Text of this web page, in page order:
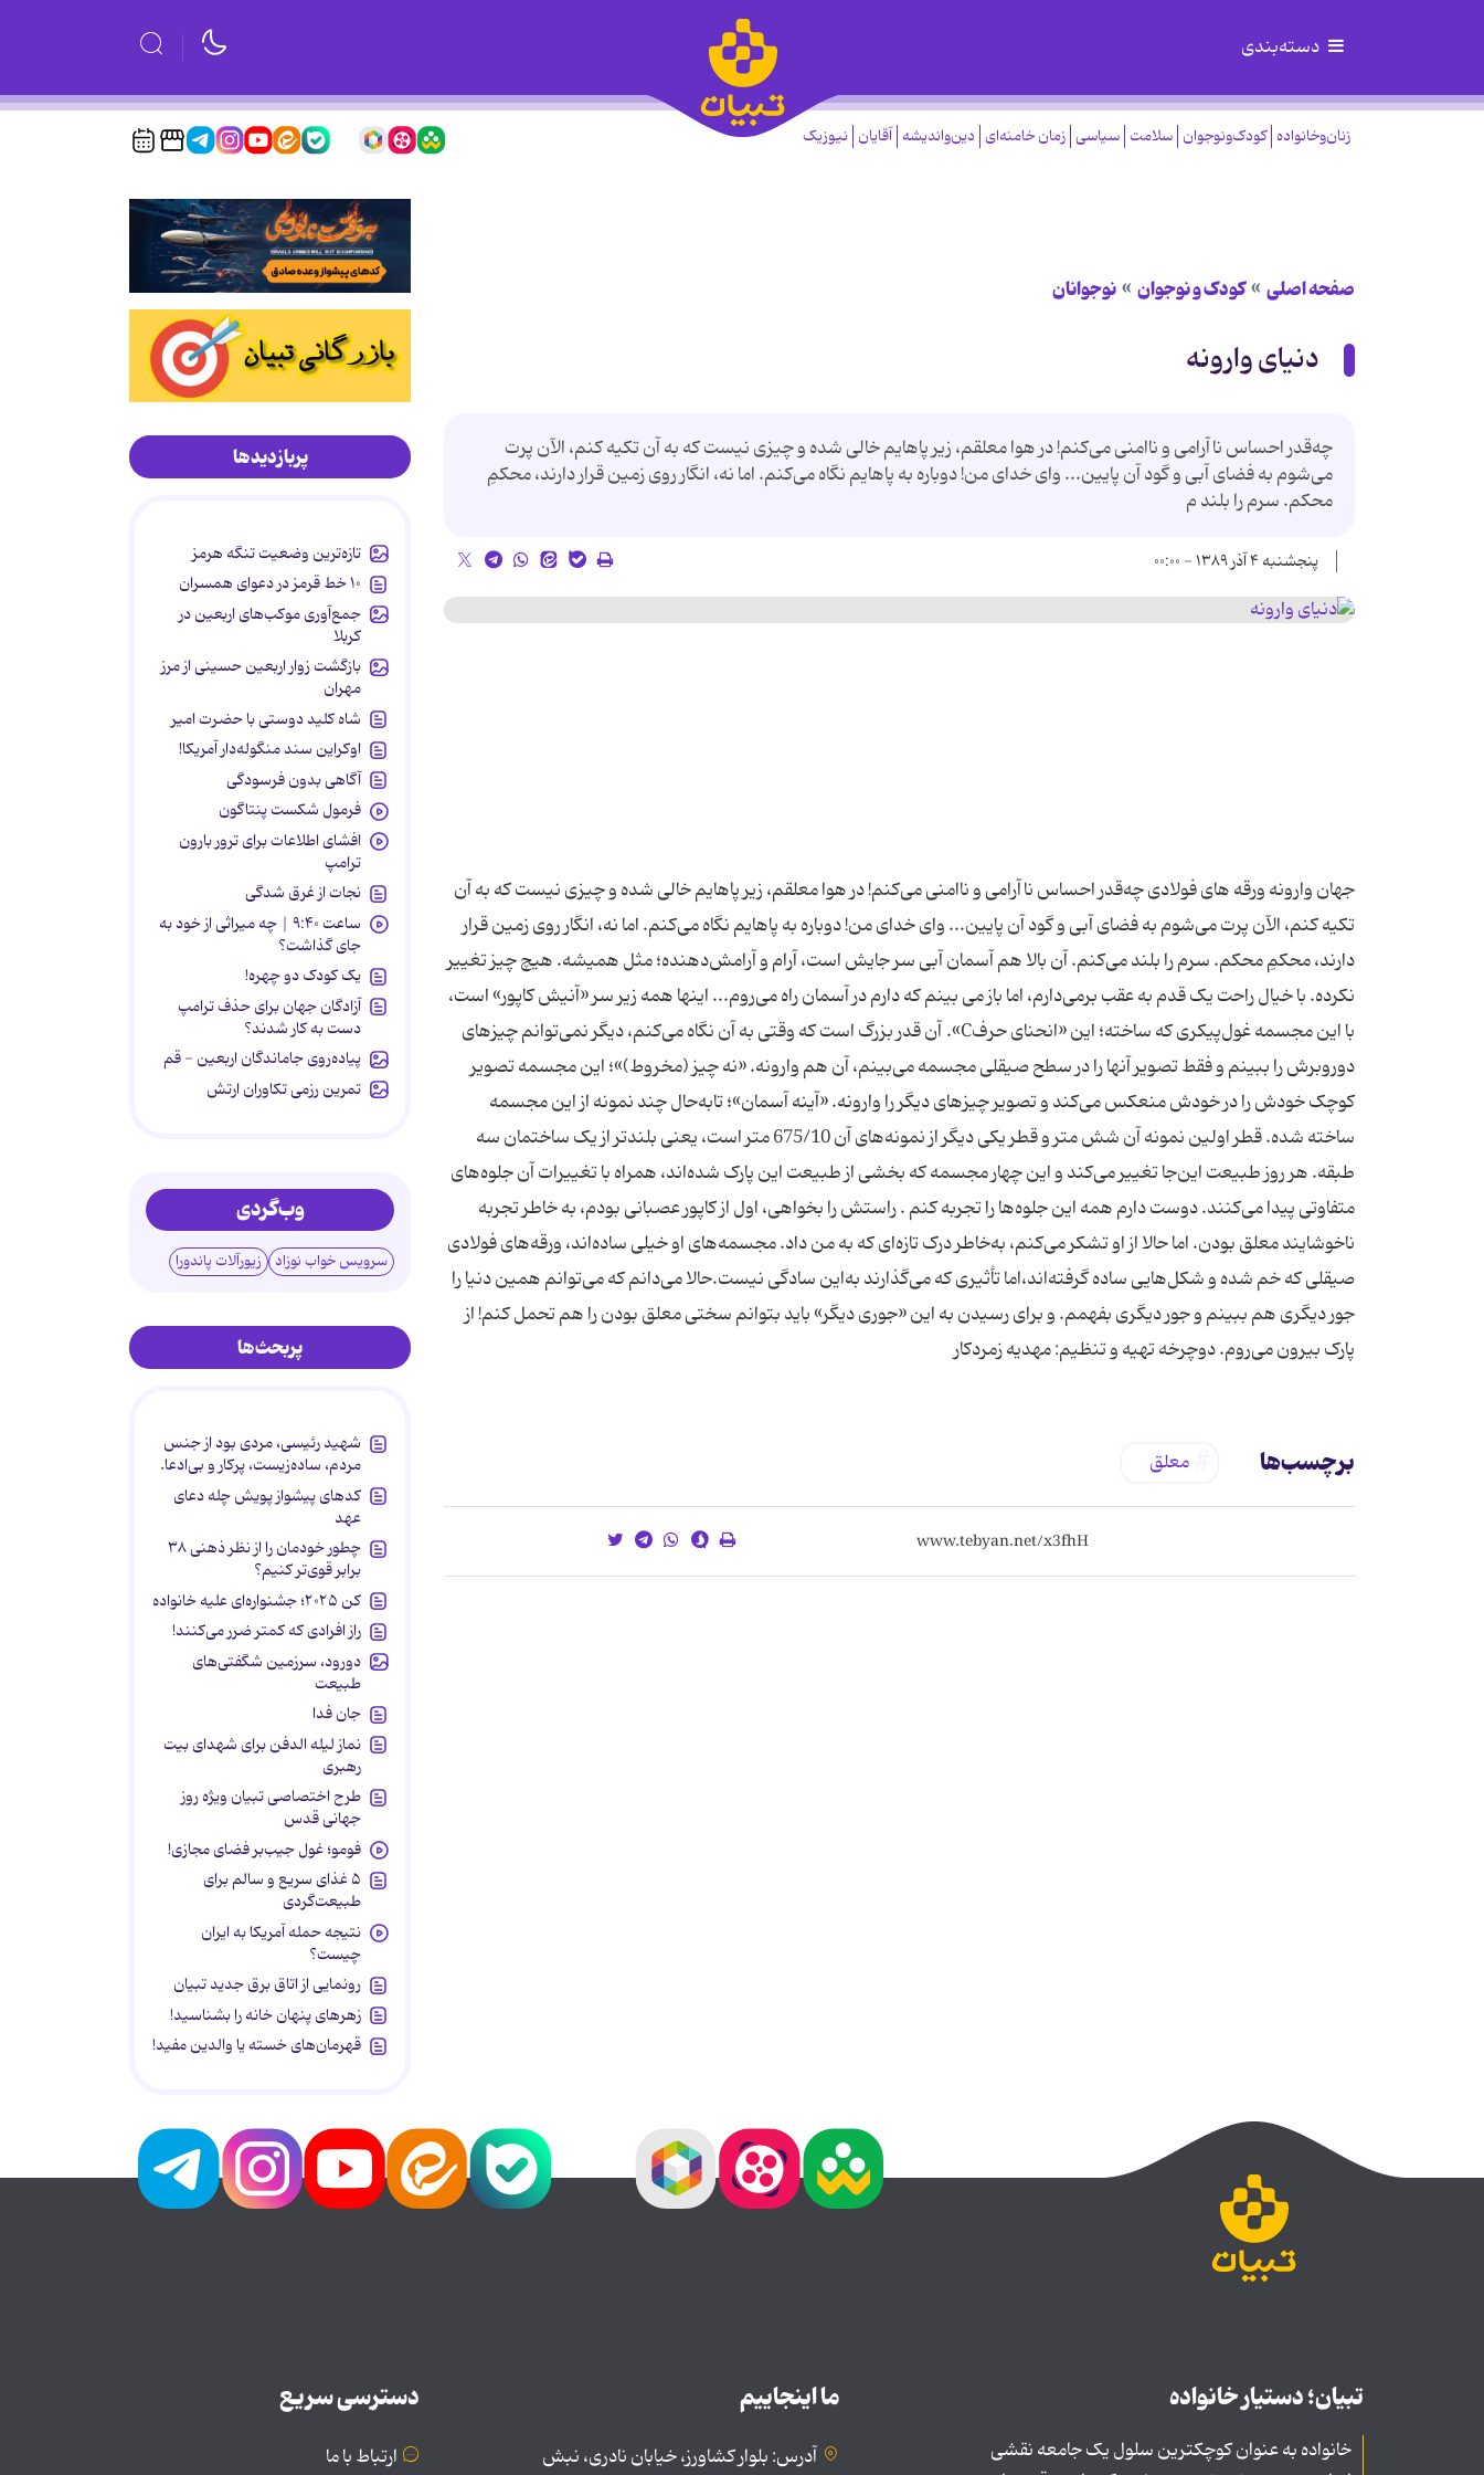
دسته‌بندی
زنان‌وخانواده کودک‌ونوجوان سلامت سیاسی زمان خامنه‌ای دین‌واندیشه آقایان نیوزیک
صفحه اصلی کودک و نوجوان نوجوانان
دنیای وارونه
چه‌قدر احساس ناآرامی و ناامنی می‌کنم! در هوا معلقم، زیر پاهایم خالی شده و چیزی نیست که به آن تکیه کنم، الآن پرت
می‌شوم به فضای آبی و گود آن پایین... وای خدای من! دوباره به پاهایم نگاه می‌کنم. اما نه، انگار روی زمین قرار دارند، محکمِ
محکم. سرم را بلند م
پنجشنبه ۴ آذر ۱۳۸۹ - ۰۰:۰۰
جهان وارونه ورقه‌ های فولادی چه‌قدر احساس ناآرامی و ناامنی می‌کنم! در هوا معلقم، زیر پاهایم خالی شده و چیزی نیست که به آن
تکیه کنم، الآن پرت می‌شوم به فضای آبی و گود آن پایین... وای خدای من! دوباره به پاهایم نگاه می‌کنم. اما نه، انگار روی زمین قرار
دارند، محکمِ محکم. سرم را بلند می‌کنم. آن بالا هم آسمان آبی سر جایش است، آرام و آرامش‌دهنده؛ مثل همیشه. هیچ چیز تغییر
نکرده. با خیال راحت یک قدم به عقب برمی‌دارم، اما باز می بینم که دارم در آسمان راه می‌روم... اینها همه زیر سر «آنیش کاپور» است،
با این مجسمه غول‌پیکری که ساخته؛ این «انحنای حرفC». آن قدر بزرگ است که وقتی به آن نگاه می‌کنم، دیگر نمی‌توانم چیزهای
دوروبرش را ببینم و فقط تصویر آنها را در سطح صیقلی مجسمه می‌بینم، آن هم وارونه. «نه چیز (مخروط)»؛ این مجسمه تصویر
کوچک خودش را در خودش منعکس می‌کند و تصویر چیزهای دیگر را وارونه. «آینه آسمان»؛ تابه‌حال چند نمونه از این مجسمه
ساخته شده. قطر اولین نمونه آن شش متر و قطر یکی دیگر از نمونه‌های آن 675/10 متر است، ‌یعنی بلندتر از یک ساختمان سه
طبقه. هر روز طبیعت این‌جا تغییر می‌کند و این چهار مجسمه که بخشی از طبیعت این پارک شده‌اند، همراه با تغییرات آن جلوه‌های
متفاوتی پیدا می‌کنند. دوست دارم همه این جلوه‌ها را تجربه کنم . راستش را بخواهی، اول از کاپور عصبانی بودم، به خاطر تجربه
ناخوشایند معلق بودن. اما حالا از او تشکر می‌کنم، به‌خاطر درک تازه‌ای که به من داد. مجسمه‌های او خیلی ساده‌اند، ورقه‌های فولادی
صیقلی که خم شده و شکل‌هایی ساده گرفته‌اند،اما تأثیری که می‌گذارند به‌این سادگی نیست.حالا می‌دانم که می‌توانم همین دنیا را
جور دیگری هم ببینم و جور دیگری بفهمم. و برای رسیدن به این «جوری دیگر» باید بتوانم سختی معلق بودن را هم تحمل کنم! از
پارک بیرون می‌روم. دوچرخه تهیه و تنظیم: مهدیه زمردکار
برچسب‌ها معلق
پربازدیدها
تازه‌ترین وضعیت تنگه هرمز
۱۰ خط قرمز در دعوای همسران
جمع‌آوری موکب‌های اربعین در
کربلا
بازگشت زوار اربعین حسینی از مرز
مهران
شاه کلید دوستی با حضرت امیر
اوکراین سند منگوله‌دار آمریکا!
آگاهی بدون فرسودگی
فرمول شکست پنتاگون
افشای اطلاعات برای ترور بارون
ترامپ
نجات از غرق شدگی
ساعت ۹:۴۰ | چه میراثی از خود به
جای گذاشت؟
یک کودک دو چهره!
آزادگان جهان برای حذف ترامپ
دست به کار شدند؟
پیاده‌روی جاماندگان اربعین - قم
تمرین رزمی تکاوران ارتش
وب‌گردی
سرویس خواب نوزاد زیورآلات پاندورا
پربحث‌ها
شهید رئیسی، مردی بود از جنس
مردم، ساده‌زیست، پرکار و بی‌ادعا.
کدهای پیشواز پویش چله دعای
عهد
چطور خودمان را از نظر ذهنی ۳۸
برابر قوی‌تر کنیم؟
کن ۲۰۲۵؛ جشنواره‌ای علیه خانواده
راز افرادی که کمتر ضرر می‌کنند!
دورود، سرزمین شگفتی‌های
طبیعت
جان فدا
نماز لیله الدفن برای شهدای بیت
رهبری
طرح اختصاصی تبیان ویژه روز
جهانی قدس
فومو؛ غول جیب‌بر فضای مجازی!
۵ غذای سریع و سالم برای
طبیعت‌گردی
نتیجه حمله آمریکا به ایران
چیست؟
رونمایی از اتاق برق جدید تبیان
زهرهای پنهان خانه را بشناسید!
قهرمان‌های خسته یا والدین مفید!
تبیان؛ دستیار خانواده
خانواده به عنوان کوچکترین سلول یک جامعه نقشی
ما اینجاییم
آدرس: بلوار کشاورز، خیابان نادری، نبش
دسترسی سریع
ارتباط با ما